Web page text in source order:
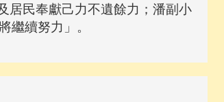
民奉獻己力不遺餘力；潘副小
繼續努力」。